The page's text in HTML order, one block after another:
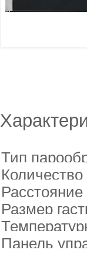
Тип
Размер
Панель